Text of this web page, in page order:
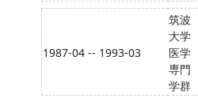
1987-04 -- 1993-03
筑波
大学
医学
専門
学群